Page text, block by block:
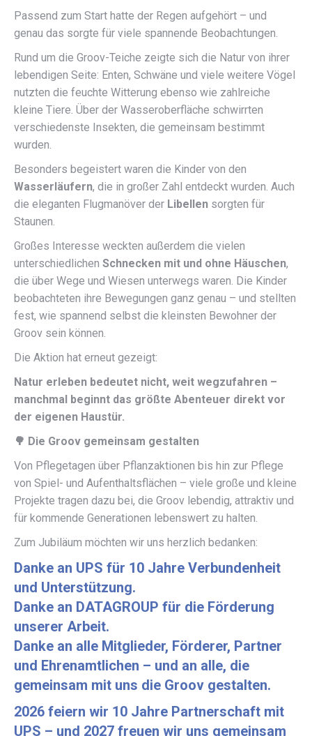
Passend zum Start hatte der Regen aufgehört – und
genau das sorgte für viele spannende Beobachtungen.
Rund um die Groov-Teiche zeigte sich die Natur von ihrer
lebendigen Seite: Enten, Schwäne und viele weitere Vögel
nutzten die feuchte Witterung ebenso wie zahlreiche
kleine Tiere. Über der Wasseroberfläche schwirrten
verschiedenste Insekten, die gemeinsam bestimmt
wurden.
Besonders begeistert waren die Kinder von den
Wasserläufern, die in großer Zahl entdeckt wurden. Auch
die eleganten Flugmanöver der Libellen sorgten für
Staunen.
Großes Interesse weckten außerdem die vielen
unterschiedlichen Schnecken mit und ohne Häuschen,
die über Wege und Wiesen unterwegs waren. Die Kinder
beobachteten ihre Bewegungen ganz genau – und stellten
fest, wie spannend selbst die kleinsten Bewohner der
Groov sein können.
Die Aktion hat erneut gezeigt:
Natur erleben bedeutet nicht, weit wegzufahren –
manchmal beginnt das größte Abenteuer direkt vor
der eigenen Haustür.
🌳 Die Groov gemeinsam gestalten
Von Pflegetagen über Pflanzaktionen bis hin zur Pflege
von Spiel- und Aufenthaltsflächen – viele große und kleine
Projekte tragen dazu bei, die Groov lebendig, attraktiv und
für kommende Generationen lebenswert zu halten.
Zum Jubiläum möchten wir uns herzlich bedanken:
Danke an UPS für 10 Jahre Verbundenheit
und Unterstützung.
Danke an DATAGROUP für die Förderung
unserer Arbeit.
Danke an alle Mitglieder, Förderer, Partner
und Ehrenamtlichen – und an alle, die
gemeinsam mit uns die Groov gestalten.
2026 feiern wir 10 Jahre Partnerschaft mit
UPS – und 2027 freuen wir uns gemeinsam